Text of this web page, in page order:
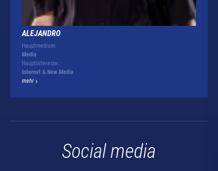
ALEJANDRO
Hauptmedium:
Media
Hauptinteresse:
Internet & New Media
mehr
Social media